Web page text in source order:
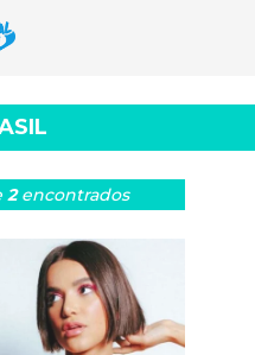
2encontrados